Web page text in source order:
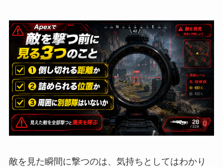
敵を見た瞬間に撃つのは、気持ちとしてはわかり